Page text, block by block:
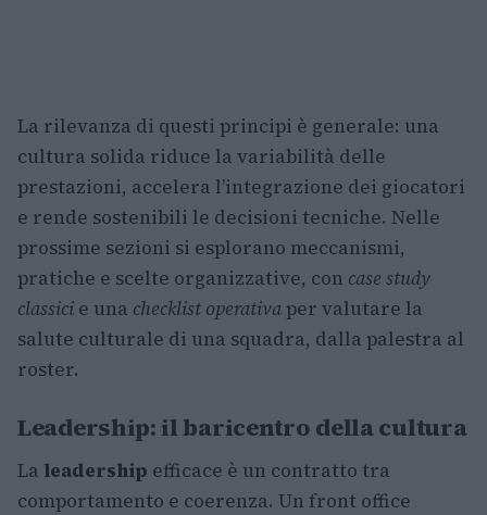
La rilevanza di questi principi è generale: una
cultura solida riduce la variabilità delle
prestazioni, accelera l’integrazione dei giocatori
e rende sostenibili le decisioni tecniche. Nelle
prossime sezioni si esplorano meccanismi,
pratiche e scelte organizzative, con case study
classici e una checklist operativaper valutare la
salute culturale di una squadra, dalla palestra al
roster.
Leadership: il baricentro della cultura
La leadership efficace è un contratto tra
comportamento e coerenza. Un front office